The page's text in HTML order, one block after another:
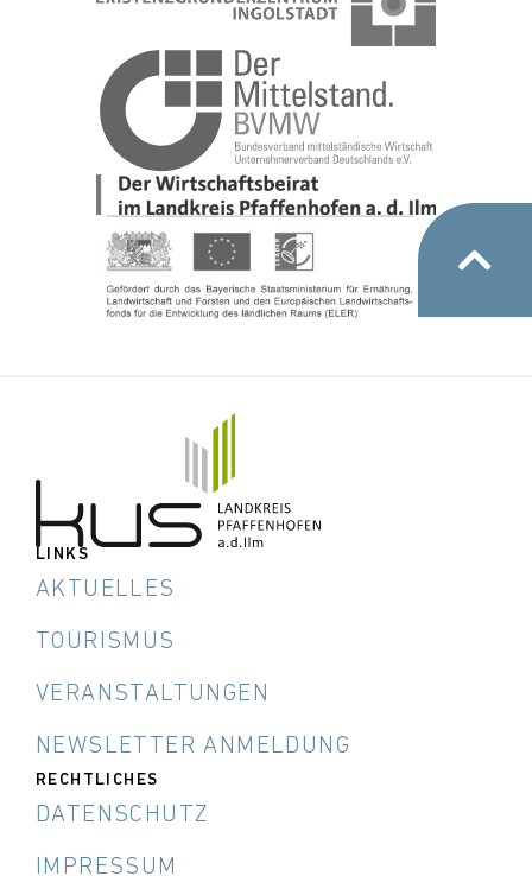
LINKS
AKTUELLES
TOURISMUS
VERANSTALTUNGEN
NEWSLETTER ANMELDUNG
RECHTLICHES
DATENSCHUTZ
IMPRESSUM